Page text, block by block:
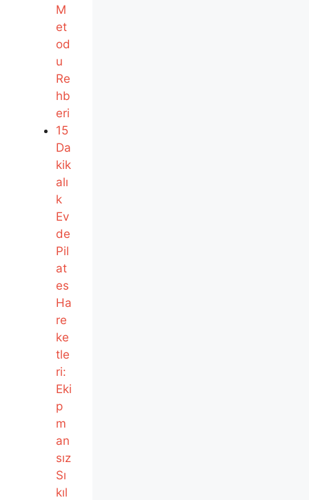
M
et
od
u
Re
hb
eri
15
Da
kik
alı
k
Ev
de
Pil
at
es
Ha
re
ke
tle
ri:
Eki
p
m
an
sız
Sı
kıl